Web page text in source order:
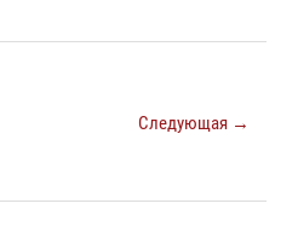
Следующая →